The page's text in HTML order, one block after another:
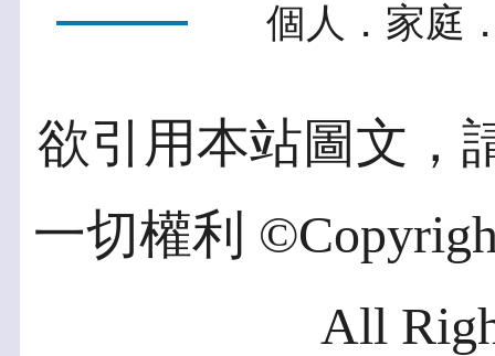
個人．家庭
欲引用本站圖文，
一切權利
All